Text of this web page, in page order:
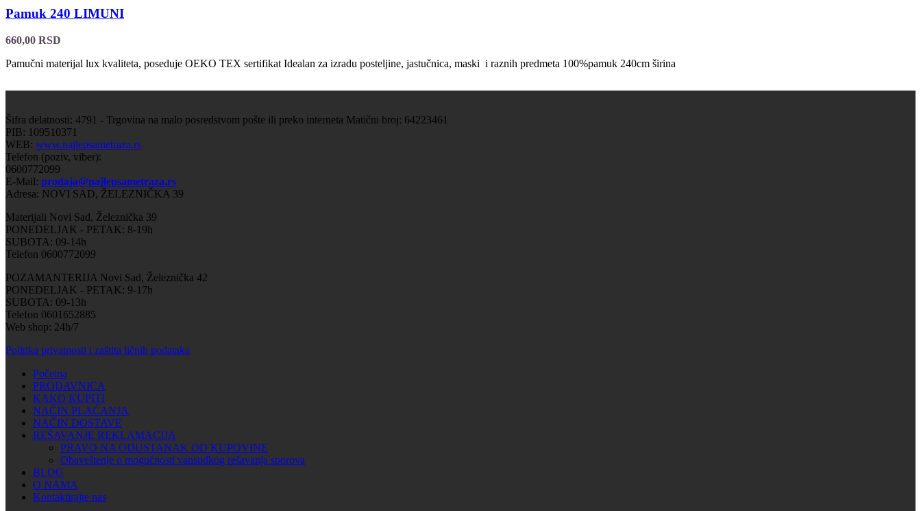
Pamuk 240 LIMUNI
660,00 RSD
Pamučni materijal lux kvaliteta, poseduje OEKO TEX sertifikat Idealan za izradu posteljine, jastučnica, maski i raznih predmeta 100%pamuk 240cm širina
Šifra delatnosti: 4791 - Trgovina na malo posredstvom pošte ili preko interneta Matični broj: 64223461
PIB: 109510371
WEB: www.najlepsametraza.rs
Telefon (poziv, viber):
0600772099
E-Mail: prodaja@najlepsametraza.rs
Adresa: NOVI SAD, ŽELEZNIČKA 39
Materijali Novi Sad, Železnička 39
PONEDELJAK - PETAK: 8-19h
SUBOTA: 09-14h
Telefon 0600772099
POZAMANTERIJA Novi Sad, Železnička 42
PONEDELJAK - PETAK: 9-17h
SUBOTA: 09-13h
Telefon 0601652885
Web shop: 24h/7
Politika privatnosti i zaštita ličnih podataka
Početna
PRODAVNICA
KAKO KUPITI
NAČIN PLAĆANJA
NAČIN DOSTAVE
REŠAVANJE REKLAMACIJA
PRAVO NA ODUSTANAK OD KUPOVINE
Obaveštenje o mogućnosti vansudkog rešavanja sporova
BLOG
O NAMA
Kontaktirajte nas